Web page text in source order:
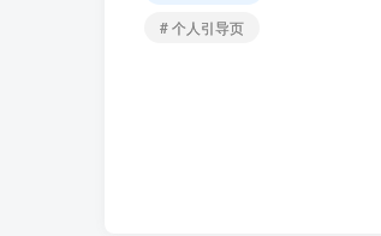
# 个人引导页